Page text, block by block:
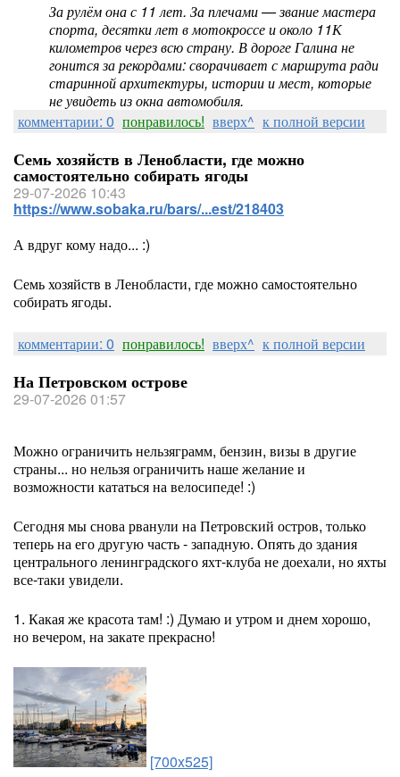
За рулём она с 11 лет. За плечами — звание мастера
спорта, десятки лет в мотокроссе и около 11К
километров через всю страну. В дороге Галина не
гонится за рекордами: сворачивает с маршрута ради
старинной архитектуры, истории и мест, которые
не увидеть из окна автомобиля.
комментарии: 0 понравилось! вверх^ к полной версии
Семь хозяйств в Ленобласти, где можно
самостоятельно собирать ягоды
29-07-2026 10:43
https://www.sobaka.ru/bars/...est/218403
А вдруг кому надо... :)
Семь хозяйств в Ленобласти, где можно самостоятельно
собирать ягоды.
комментарии: 0 понравилось! вверх^ к полной версии
На Петровском острове
29-07-2026 01:57
Можно ограничить нельзяграмм, бензин, визы в другие
страны... но нельзя ограничить наше желание и
возможности кататься на велосипеде! :)
Сегодня мы снова рванули на Петровский остров, только
теперь на его другую часть - западную. Опять до здания
центрального ленинградского яхт-клуба не доехали, но яхты
все-таки увидели.
1. Какая же красота там! :) Думаю и утром и днем хорошо,
но вечером, на закате прекрасно!
[700x525]